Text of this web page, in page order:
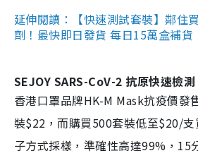
延伸閱讀：【快速測試套裝】鄰住
劑！最快即日發貨 每日15萬盒補貨
SEJOY SARS-CoV-2 抗原快速檢測
香港口罩品牌HK-M Mask抗疫價發
裝$22，而購買500套裝低至$20/
子方式採樣，準確性高達99%，15